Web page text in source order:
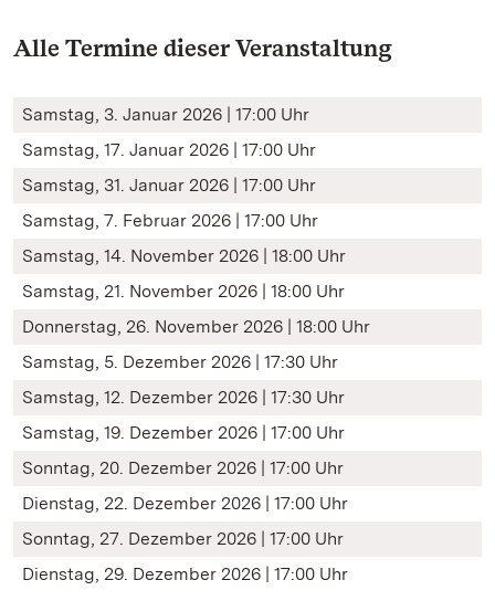
Alle Termine dieser Veranstaltung
Samstag, 3. Januar 2026 | 17:00 Uhr
Samstag, 17. Januar 2026 | 17:00 Uhr
Samstag, 31. Januar 2026 | 17:00 Uhr
Samstag, 7. Februar 2026 | 17:00 Uhr
Samstag, 14. November 2026 | 18:00 Uhr
Samstag, 21. November 2026 | 18:00 Uhr
Donnerstag, 26. November 2026 | 18:00 Uhr
Samstag, 5. Dezember 2026 | 17:30 Uhr
Samstag, 12. Dezember 2026 | 17:30 Uhr
Samstag, 19. Dezember 2026 | 17:00 Uhr
Sonntag, 20. Dezember 2026 | 17:00 Uhr
Dienstag, 22. Dezember 2026 | 17:00 Uhr
Sonntag, 27. Dezember 2026 | 17:00 Uhr
Dienstag, 29. Dezember 2026 | 17:00 Uhr